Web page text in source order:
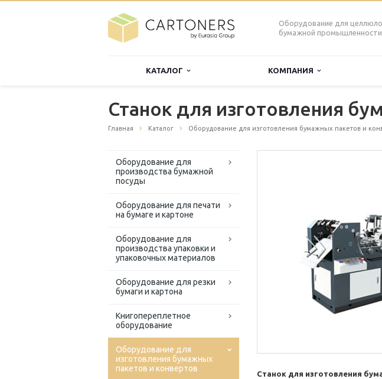
Оборудование для
бумажной промышленности
КАТАЛОГ КОМПАНИЯ
Станок для изготовления
Главная Каталог Оборудование для изготовления бумажных пакетов и
Оборудование для
производства бумажной
посуды
Оборудование для печати
на бумаге и картоне
Оборудование для
производства упаковки и
упаковочных материалов
Оборудование для резки
бумаги и картона
Книгопереплетное
оборудование
Оборудование для
изготовления бумажных
пакетов и конвертов
Станок для изготовления